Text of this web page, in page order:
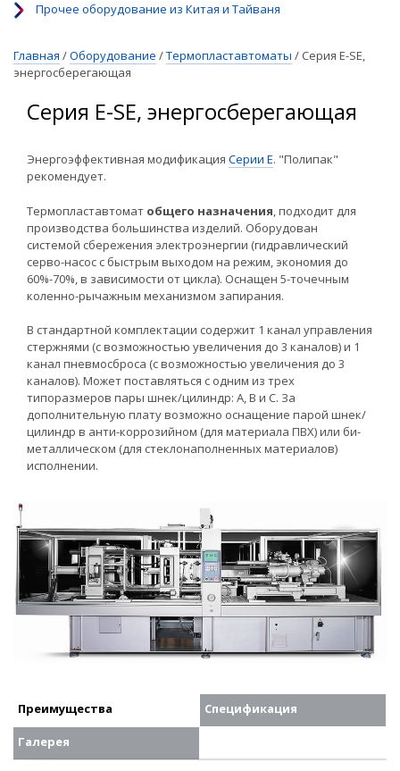
Прочее оборудование из Китая и Тайваня
Главная /Оборудование /Термопластавтоматы / Серия E-SE,
энергосберегающая
Серия E-SE, энергосберегающая
Энергоэффективная модификация Серии E. "Полипак"
рекомендует.
Термопластавтомат общего назначения, подходит для
производства большинства изделий. Оборудован
системой сбережения электроэнергии (гидравлический
серво-насос с быстрым выходом на режим, экономия до
60%-70%, в зависимости от цикла). Оснащен 5-точечным
коленно-рычажным механизмом запирания.
В стандартной комплектации содержит 1 канал управления
стержнями (с возможностью увеличения до 3 каналов) и 1
канал пневмосброса (с возможностью увеличения до 3
каналов). Может поставляться с одним из трех
типоразмеров пары шнек/цилиндр: А, В и С. За
дополнительную плату возможно оснащение парой шнек/
цилиндр в анти-коррозийном (для материала ПВХ) или би-
металлическом (для стеклонаполненных материалов)
исполнении.
Преимущества Спецификация
Галерея